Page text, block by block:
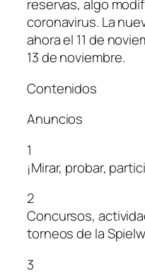
reservas, algo
coronavirus. La
ahora el 11 de
13 de noviembre.
Contenidos
Anuncios
1
¡Mirar, probar,
2
Concursos,
torneos de la
3